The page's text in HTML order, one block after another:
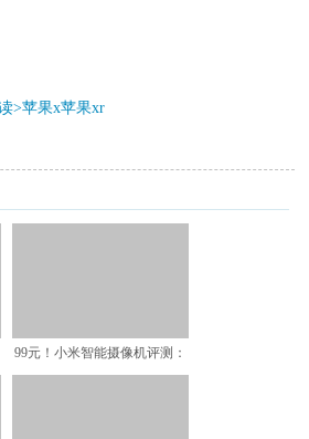
>苹果x苹果xr
99元！小米智能摄像机评测：